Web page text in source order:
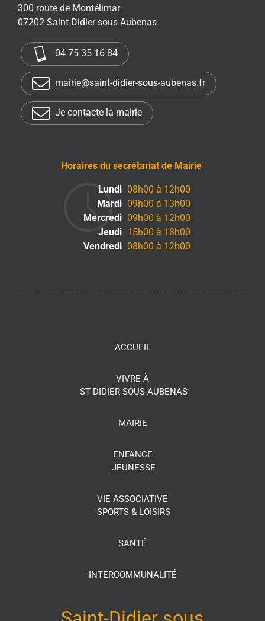
300 route de Montélimar
07202 Saint Didier sous Aubenas
04 75 35 16 84
mairie@saint-didier-sous-aubenas.fr
Je contacte la mairie
Horaires du secrétariat de Mairie
Lundi 08h00 à 12h00
Mardi 09h00 à 13h00
Mercredi 09h00 à 12h00
Jeudi 15h00 à 18h00
Vendredi 08h00 à 12h00
ACCUEIL
VIVRE À
ST DIDIER SOUS AUBENAS
MAIRIE
ENFANCE
JEUNESSE
VIE ASSOCIATIVE
SPORTS & LOISIRS
SANTÉ
INTERCOMMUNALITÉ